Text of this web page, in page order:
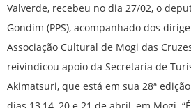
Valverde, recebeu no dia 27/02, o
Gondim (PPS), acompanhado dos
Associação Cultural de Mogi das
reivindicou apoio da Secretaria de
Akimatsuri, que está em sua 28ª
dias 13,14, 20 e 21 de abril, em Mogi.